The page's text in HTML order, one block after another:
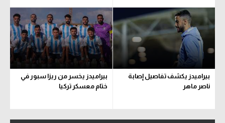
بيراميدز يكشف تفاصيل إصابة
ناصر ماهر
بيراميدز يخسر من ريزا سبور في
ختام معسكر تركيا